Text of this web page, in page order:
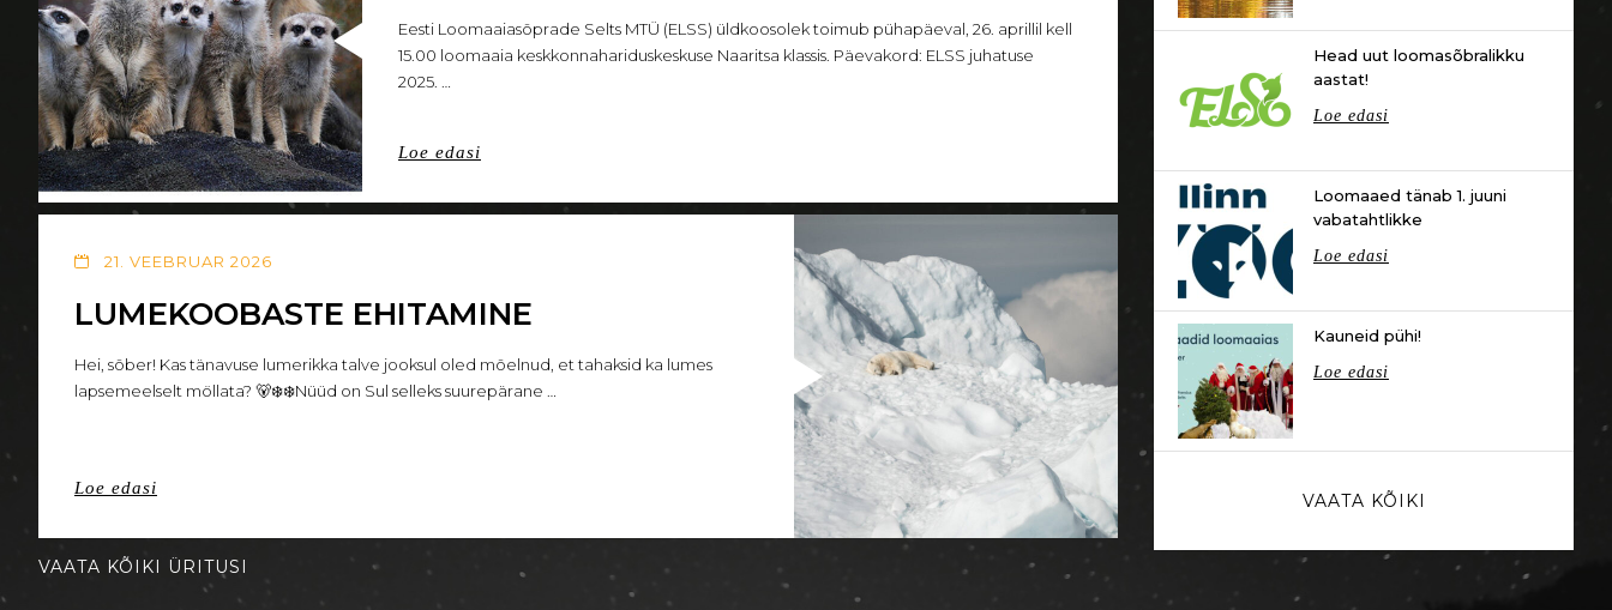
Eesti Loomaaiasõprade Selts MTÜ (ELSS) üldkoosolek toimub pühapäeval, 26. aprillil kell
15.00 loomaaia keskkonnahariduskeskuse Naaritsa klassis. Päevakord: ELSS juhatuse
2025. …
Loe edasi
21. VEEBRUAR 2026
LUMEKOOBASTE EHITAMINE
Hei, sõber! Kas tänavuse lumerikka talve jooksul oled mõelnud, et tahaksid ka lumes
lapsemeelselt möllata? 🐻‍❄️❄️Nüüd on Sul selleks suurepärane …
Loe edasi
VAATA KÕIKI ÜRITUSI
Head uut loomasõbralikku
aastat!
Loe edasi
Loomaaed tänab 1. juuni
vabatahtlikke
Loe edasi
Kauneid pühi!
Loe edasi
VAATA KÕIKI